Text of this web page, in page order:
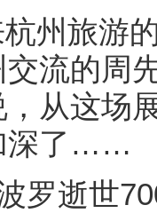
州旅游
流的周
从这场
深了……
罗逝世